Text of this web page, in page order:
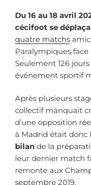
Du 16 au 18 avril
cécifoot se
quatre matchs
Paralympiques face
Seulement 126
événement sportif
Après plusieurs
collectif manquait
d’une opposition
à Madrid était donc
bilan de la
leur dernier match
remonte aux
septembre 2019.